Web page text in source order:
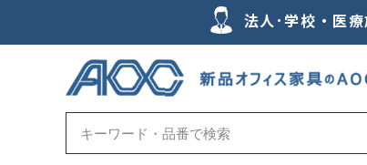
法人･学校・医